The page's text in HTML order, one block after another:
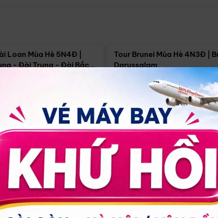
Loan Mùa Hè 5N4Đ |
- Đài Trung - Đài Bắc
18/09
Tour Brunei Mùa Hè 4N3Đ |
Darussalam
Hồ Chí Minh 4N3Đ
30/08 17/09 24/09
14.499.000đ Xem chi